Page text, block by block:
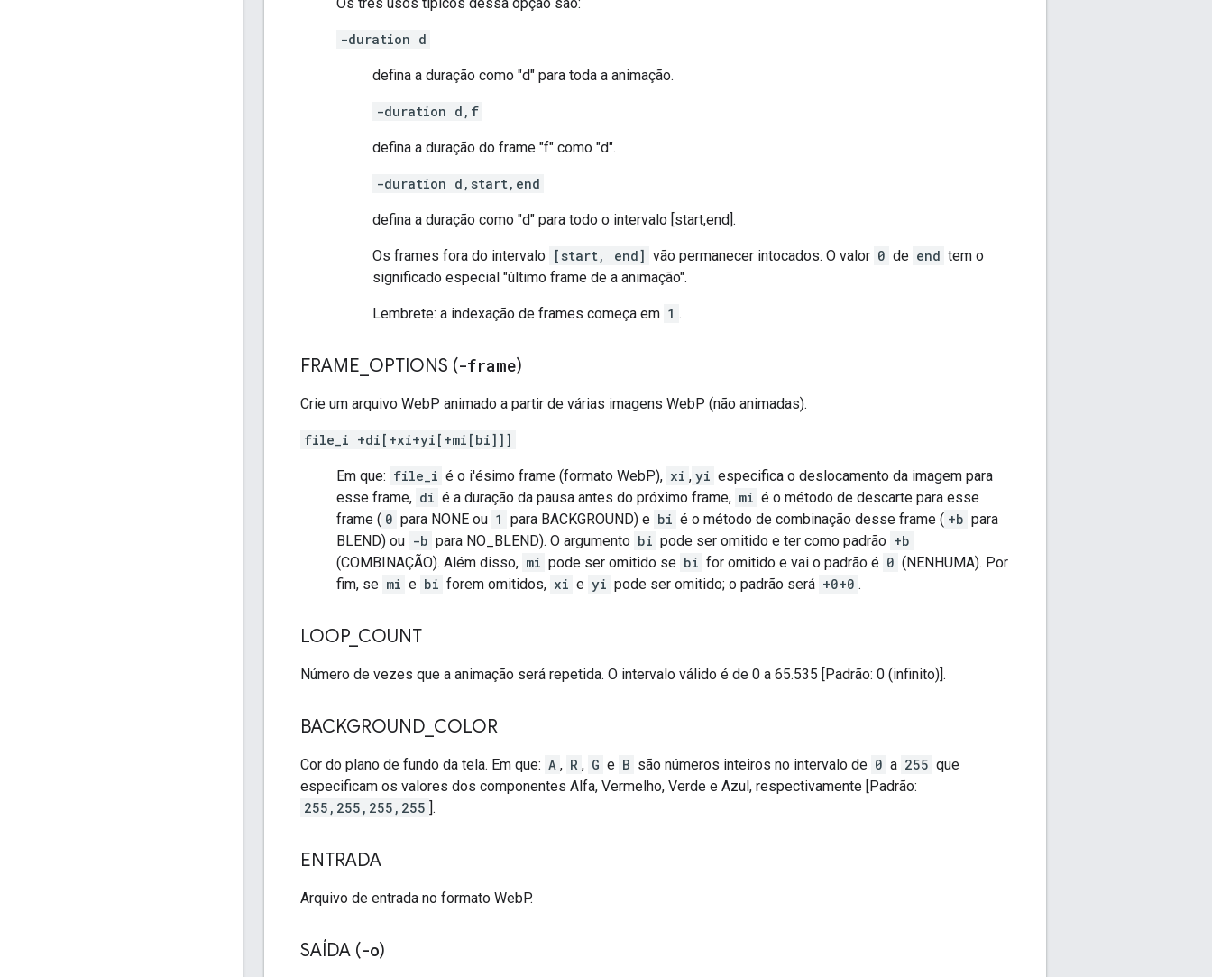
-duration d
defina a duração como "d" para toda a animação.
-duration d,f
defina a duração do frame "f" como "d".
-duration d,start,end
defina a duração como "d" para todo o intervalo [start,end].
Os frames fora do intervalo [start, end] vão permanecer intocados. O valor 0 de end tem o
significado especial "último frame de a animação".
Lembrete: a indexação de frames começa em 1 .
FRAME OPTIONS (-frame)
Crie um arquivo WebP animado a partir de várias imagens WebP (não animadas).
file_i +di[+xi+yi[+mi[bi]]]
Em que: file_i é o i'ésimo frame (formato WebP), xi , yi especifica o deslocamento da imagem para
esse frame, di é a duração da pausa antes do próximo frame, mi é o método de descarte para esse
frame ( 0 para NONE ou 1 para BACKGROUND) e bi é o método de combinação desse frame ( +b para
BLEND) ou -b para NO_BLEND). O argumento bi pode ser omitido e ter como padrão +b
(COMBINAÇÃO). Além disso, mi pode ser omitido se bi for omitido e vai o padrão é 0 (NENHUMA). Por
fim, se mi e bi forem omitidos, xi e yi pode ser omitido; o padrão será +0+0 .
LOOP_ COUNT
Número de vezes que a animação será repetida. O intervalo válido é de 0 a 65.535 [Padrão: 0 (infinito)].
BACKGROUND COLOR
Cor do plano de fundo da tela. Em que: A , R , G e B são números inteiros no intervalo de 0 a 255 que
especificam os valores dos componentes Alfa, Vermelho, Verde e Azul, respectivamente [Padrão:
255,255,255,255 ].
ENTRADA
Arquivo de entrada no formato WebP.
SAÍDA (-o)